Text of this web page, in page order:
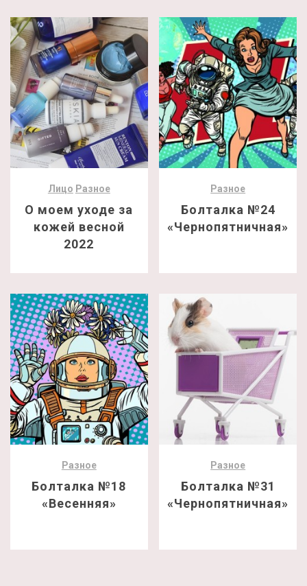
Лицо Разное
О моем уходе за
кожей весной
2022
Разное
Болталка №24
«Чернопятничная»
Разное
Болталка №18
«Весенняя»
Разное
Болталка №31
«Чернопятничная»